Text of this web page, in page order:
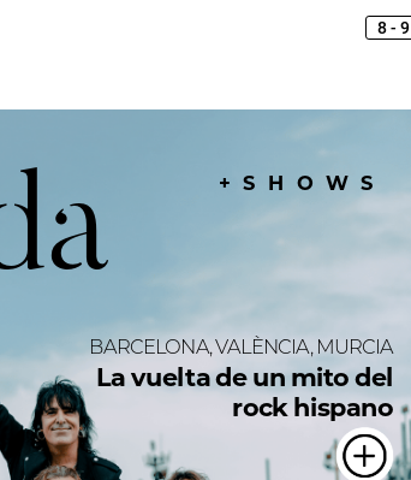
8 - 9
+SHOWS
BARCELONA,VALÈNCIA, MURCIA
Lavueltade un mito del
rock hispano